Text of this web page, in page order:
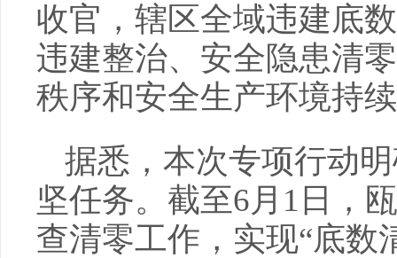
收官，辖区全域违建底
违建整治、安全隐患清
秩序和安全生产环境持
据悉，本次专项行动
坚任务。截至6月1日，
查清零工作，实现“底数